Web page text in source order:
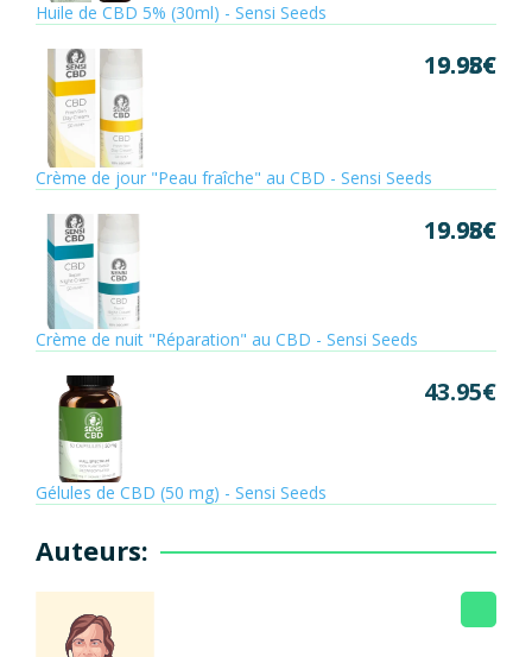
Huile de CBD 5% (30ml) - Sensi Seeds
Crème de jour "Peau fraîche" au CBD - Sensi Seeds
19.95€
9.98€
Crème de nuit "Réparation" au CBD - Sensi Seeds
19.95€
9.98€
Gélules de CBD (50 mg) - Sensi Seeds
43.95€
Auteurs: